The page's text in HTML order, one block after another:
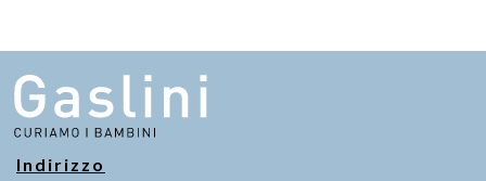
o
o
k
p
p
n
Indirizzo